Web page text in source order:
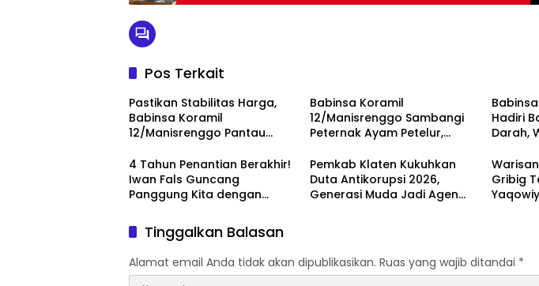
Pos Terkait
Pastikan Stabilitas Harga,
Babinsa Koramil
12/Manisrenggo Pantau
Klewer
Babinsa Koramil
12/Manisrenggo Sambangi
Peternak Ayam Petelur,
Dan Perekonomian Warga
Hadiri
Darah,
Stok
4 Tahun Penantian Berakhir!
Iwan Fals Guncang
Panggung Kita dengan
Mulai
Pemkab Klaten Kukuhkan
Duta Antikorupsi 2026,
Generasi Muda Jadi Agen
Gribig
Tinggalkan Balasan
Alamat email Anda tidak akan dipublikasikan. Ruas yang wajib ditandai *